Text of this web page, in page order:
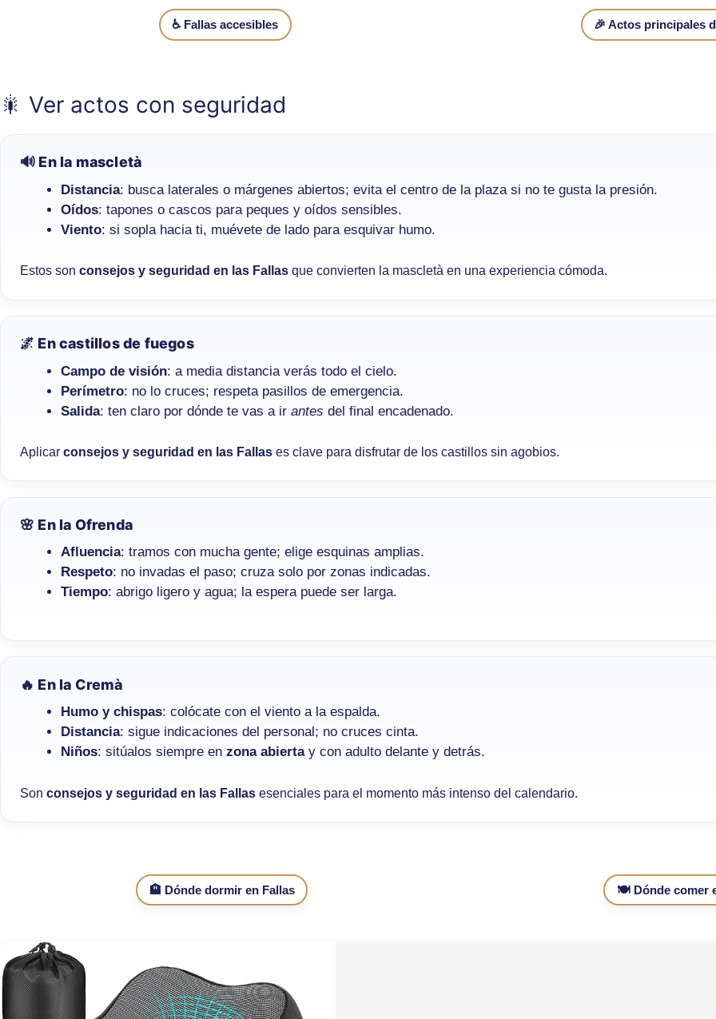
♿ Fallas accesibles 🎉 Actos principales
🎇 Ver actos con seguridad
🔊 En la mascletà
Distancia: busca laterales o márgenes abiertos; evita el centro de la plaza si no te gusta la presión.
Oídos: tapones o cascos para peques y oídos sensibles.
Viento: si sopla hacia ti, muévete de lado para esquivar humo.
Estos son consejos y seguridad en las Fallas que convierten la mascletà en una experiencia cómoda.
🌌 En castillos de fuegos
Campo de visión: a media distancia verás todo el cielo.
Perímetro: no lo cruces; respeta pasillos de emergencia.
Salida: ten claro por dónde te vas a ir antes del final encadenado.
Aplicar consejos y seguridad en las Fallas es clave para disfrutar de los castillos sin agobios.
🌸 En la Ofrenda
Afluencia: tramos con mucha gente; elige esquinas amplias.
Respeto: no invadas el paso; cruza solo por zonas indicadas.
Tiempo: abrigo ligero y agua; la espera puede ser larga.
🔥 En la Cremà
Humo y chispas: colócate con el viento a la espalda.
Distancia: sigue indicaciones del personal; no cruces cinta.
Niños: sitúalos siempre en zona abiertay con adulto delante y detrás.
Son consejos y seguridad en las Fallas esenciales para el momento más intenso del calendario.
🏨 Dónde dormir en Fallas 🍽️ Dónde comer